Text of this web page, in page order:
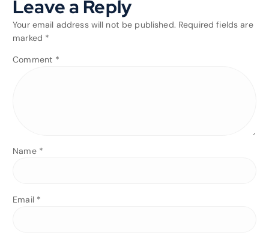
Leave a Reply
Your email address will not be published. Required fields are
marked *
Comment *
Name *
Email *